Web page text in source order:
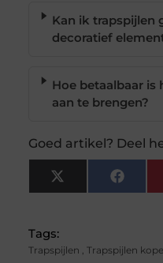
Kan ik trapspijlen
decoratief
Hoe betaalbaar is
aan te brengen?
Goed artikel? Deel
X
(Twitter)
Tags:
Trapspijlen , Trapspijlen